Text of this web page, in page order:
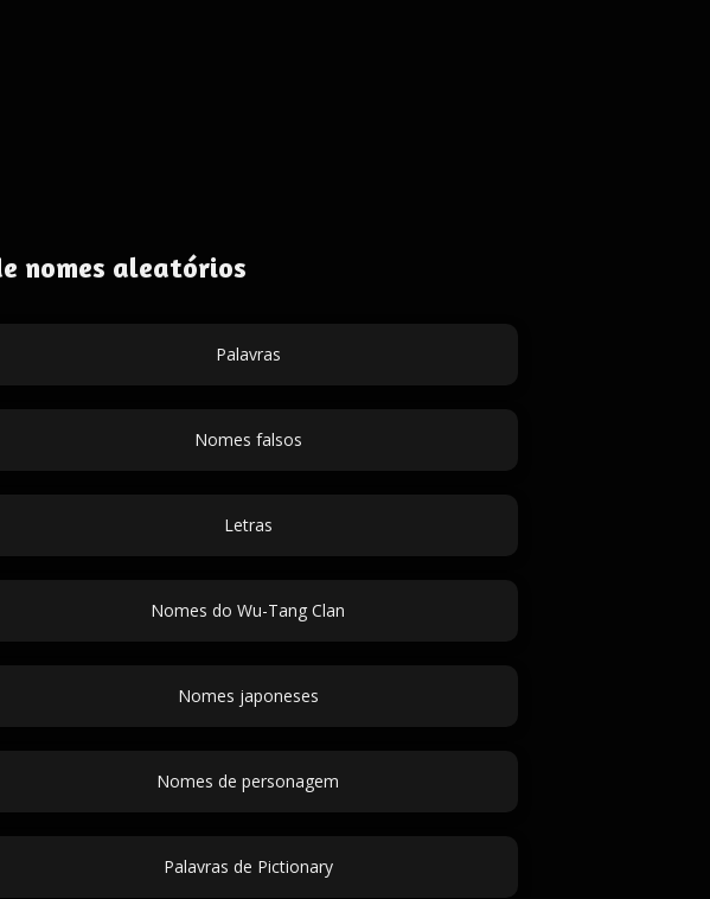
nomes aleatórios
Palavras
Nomes falsos
Letras
Nomes do Wu-Tang Clan
Nomes japoneses
Nomes de personagem
Palavras de Pictionary